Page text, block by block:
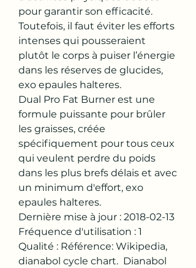
pour garantir son efficacité.
Toutefois, il faut éviter les efforts
intenses qui pousseraient
plutôt le corps à puiser l’énergie
dans les réserves de glucides,
exo epaules halteres.
Dual Pro Fat Burner est une
formule puissante pour brûler
les graisses, créée
spécifiquement pour tous ceux
qui veulent perdre du poids
dans les plus brefs délais et avec
un minimum d'effort, exo
epaules halteres.
Dernière mise à jour : 2018-02-13
Fréquence d'utilisation : 1
Qualité : Référence: Wikipedia,
dianabol cycle chart.  Dianabol